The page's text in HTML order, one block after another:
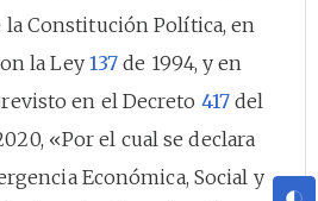
la Constitución Política, en
la Ley 137 de 1994, y en
en el Decreto 417del
«Por el cual se declara
Económica, Social y